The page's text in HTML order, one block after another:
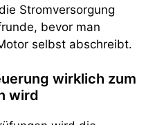
Stromversorgung
bevor man
selbst abschreibt.
wirklich zum
wird